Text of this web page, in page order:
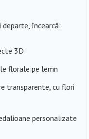
încearcă:
3D
florale pe lemn
transparente, cu flori
personalizate